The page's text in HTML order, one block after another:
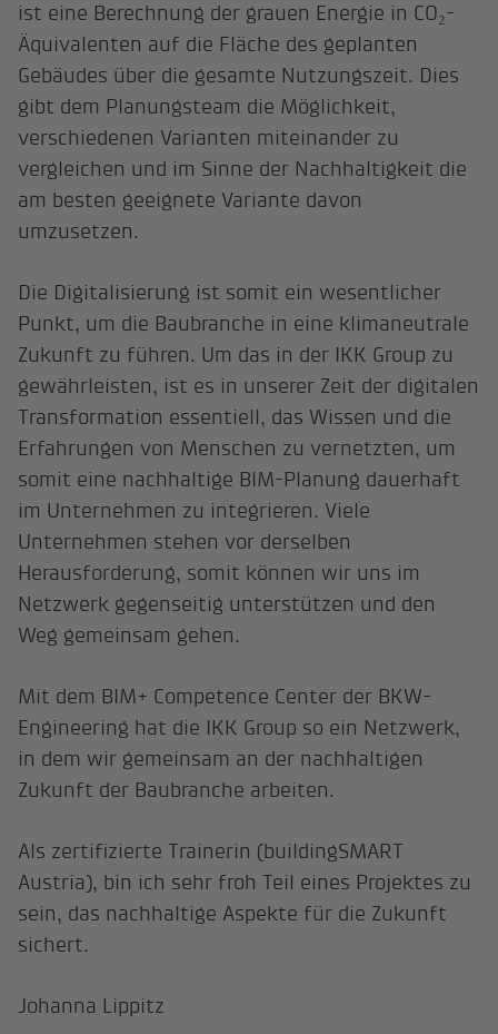
ist eine Berechnung der grauen Energie in CO₂-
Äquivalenten auf die Fläche des geplanten
Gebäudes über die gesamte Nutzungszeit. Dies
gibt dem Planungsteam die Möglichkeit,
verschiedenen Varianten miteinander zu
vergleichen und im Sinne der Nachhaltigkeit die
am besten geeignete Variante davon
umzusetzen.
Die Digitalisierung ist somit ein wesentlicher
Punkt, um die Baubranche in eine klimaneutrale
Zukunft zu führen. Um das in der IKK Group zu
gewährleisten, ist es in unserer Zeit der digitalen
Transformation essentiell, das Wissen und die
Erfahrungen von Menschen zu vernetzten, um
somit eine nachhaltige BIM-Planung dauerhaft
im Unternehmen zu integrieren. Viele
Unternehmen stehen vor derselben
Herausforderung, somit können wir uns im
Netzwerk gegenseitig unterstützen und den
Weg gemeinsam gehen.
Mit dem BIM+ Competence Center der BKW-
Engineering hat die IKK Group so ein Netzwerk,
in dem wir gemeinsam an der nachhaltigen
Zukunft der Baubranche arbeiten.
Als zertifizierte Trainerin (buildingSMART
Austria), bin ich sehr froh Teil eines Projektes zu
sein, das nachhaltige Aspekte für die Zukunft
sichert.
Johanna Lippitz